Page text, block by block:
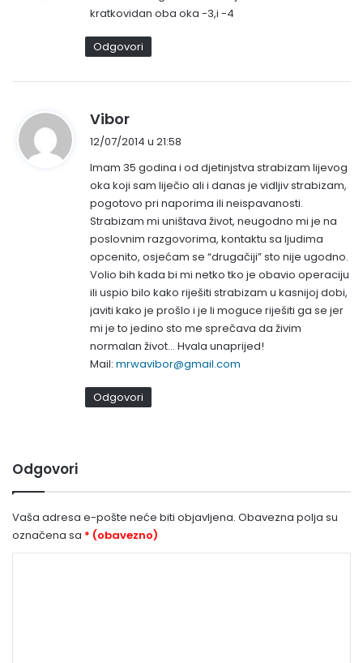
s
a
o
kratkovidan oba oka -3,i -4
Odgovori
Vibor
a
i
s
a
o
:
12/07/2014 u 21:58
Imam 35 godina i od djetinjstva strabizam lijevog
oka koji sam liječio ali i danas je vidljiv strabizam,
pogotovo pri naporima ili neispavanosti.
Strabizam mi uništava život, neugodno mi je na
poslovnim razgovorima, kontaktu sa ljudima
opcenito, osjećam se “drugačiji” sto nije ugodno.
Volio bih kada bi mi netko tko je obavio operaciju
ili uspio bilo kako riješiti strabizam u kasnijoj dobi,
javiti kako je prošlo i je li moguce riješiti ga se jer
mi je to jedino sto me sprečava da živim
normalan život… Hvala unaprijed!
Mail: mrwavibor@gmail.com
Odgovori
Odgovori
Vaša adresa e-pošte neće biti objavljena. Obavezna polja su
označena sa * (obavezno)